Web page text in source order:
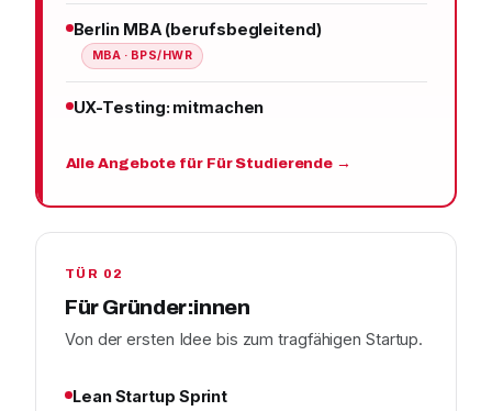
Berlin MBA (berufsbegleitend)
MBA · BPS/HWR
UX-Testing: mitmachen
Alle Angebote für Für Studierende →
TÜR 02
Für Gründer:innen
Von der ersten Idee bis zum tragfähigen Startup.
Lean Startup Sprint